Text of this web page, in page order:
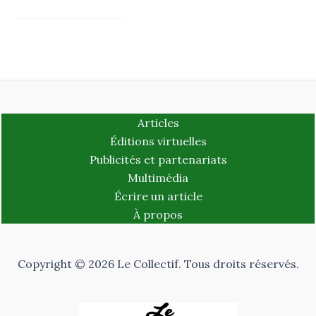
Articles
Éditions virtuelles
Publicités et partenariats
Multimédia
Écrire un article
À propos
Copyright © 2026 Le Collectif. Tous droits réservés.